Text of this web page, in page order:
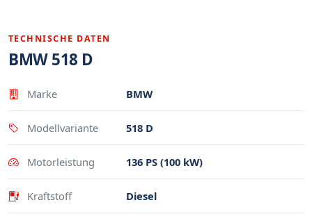
TECHNISCHE DATEN
BMW 518 D
Eigenschaft
Marke BMW
Modellvariante 518 D
Motorleistung 136 PS (100 kW)
Kraftstoff Diesel